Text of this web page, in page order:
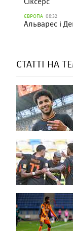
ЄВРОПА 08:32
Альварес і
СТАТТІ НА